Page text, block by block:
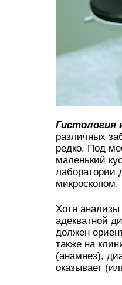
Гистология
различных
редко. Под
маленький
лаборатории
микроскопом.
Хотя анализы
адекватной
должен
также на
(анамнез),
оказывает